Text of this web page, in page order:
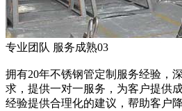
专业团队 服务成熟03
拥有20年不锈钢管定制服务经验，
求，提供一对一服务，为客户提供
经验提供合理化的建议，帮助客户